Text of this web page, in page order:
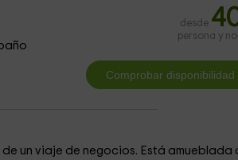
desde
persona y
un viaje de negocios. Está amueblada